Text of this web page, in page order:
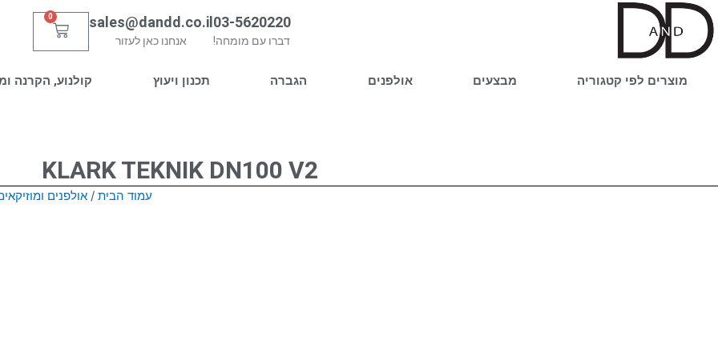
דילוג
לתוכן
03-5620220
דברו עם מומחה!
sales@dandd.co.il
אנחנו כאן לעזור
0
עגלת
מוצרים לפי קטגוריה מבצעים אולפנים הגברה תכנון ויעוץ קולנוע, הקרנה
KLARK TEKNIK DN100 V2
עמוד הבית/ אולפנים